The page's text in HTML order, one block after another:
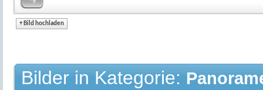
+Bild hochladen
Bilder in Kategorie: